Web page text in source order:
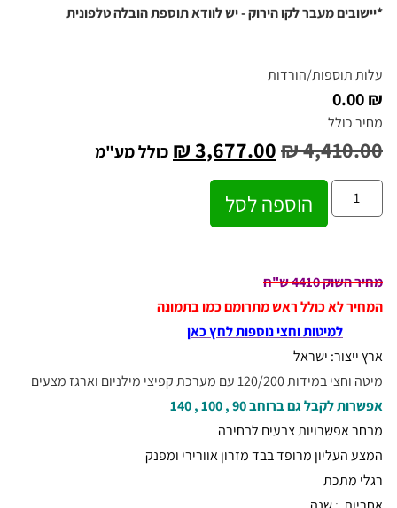
*יישובים מעבר לקו הירוק - יש לוודא תוספת הובלה טלפונית
עלות תוספות/הורדות
₪ 0.00
מחיר כולל
₪4,410.00
₪3,677.00 כולל מע"מ
הוספה לסל
מחיר השוק 4410 ש"ח
המחיר לא כולל ראש מתרומם כמו בתמונה
למיטות וחצי נוספות לחץ כאן
ארץ ייצור: ישראל
מיטה וחצי במידות 120/200 עם מערכת קפיצי מילניום וארגז מצעים
אפשרות לקבל גם ברוחב 90 , 100 , 140
מבחר אפשרויות צבעים לבחירה
המצע העליון מרופד בבד מזרון אוורירי ומפנק
רגלי מתכת